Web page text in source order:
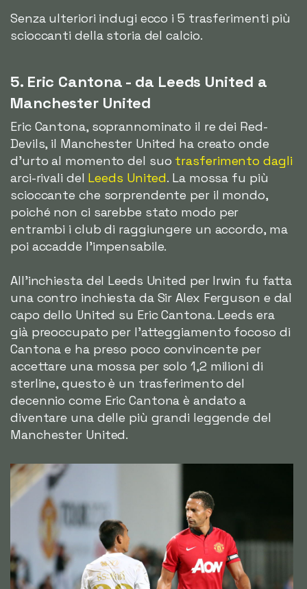
Senza ulteriori indugi ecco i 5 trasferimenti più
scioccanti della storia del calcio.
5. Eric Cantona - da Leeds United a
Manchester United
Eric Cantona, soprannominato il re dei Red-
Devils, il Manchester United ha creato onde
d'urto al momento del suo trasferimento dagli
arci-rivali del Leeds United. La mossa fu più
scioccante che sorprendente per il mondo,
poiché non ci sarebbe stato modo per
entrambi i club di raggiungere un accordo, ma
poi accadde l'impensabile.
All'inchiesta del Leeds United per Irwin fu fatta
una contro inchiesta da Sir Alex Ferguson e dal
capo dello United su Eric Cantona. Leeds era
già preoccupato per l'atteggiamento focoso di
Cantona e ha preso poco convincente per
accettare una mossa per solo 1,2 milioni di
sterline, questo è un trasferimento del
decennio come Eric Cantona è andato a
diventare una delle più grandi leggende del
Manchester United.